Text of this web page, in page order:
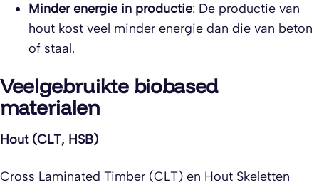
Minder energie in productie: De productie van
hout kost veel minder energie dan die van beton
of staal.
Veelgebruikte biobased
materialen
Hout (CLT, HSB)
Cross Laminated Timber (CLT) en Hout Skeletten